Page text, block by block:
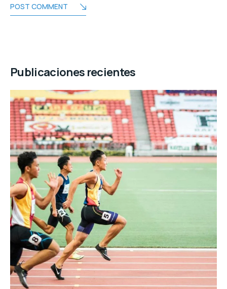
POST COMMENT
Publicaciones recientes